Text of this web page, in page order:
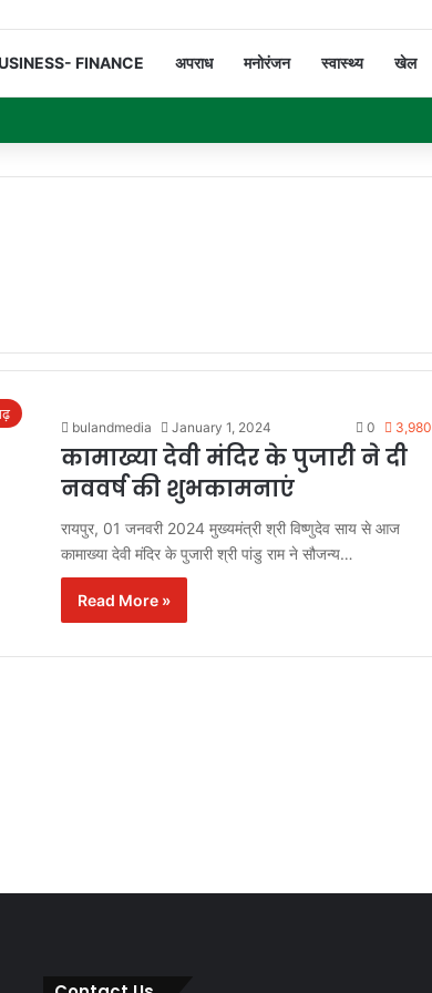
FINANCE अपराध मनोरंजन स्वास्थ्य खेल
bulandmedia January 1, 2024 0 3,980
कामाख्या देवी मंदिर के पुजारी ने दी
नववर्ष की शुभकामनाएं
रायपुर, 01 जनवरी 2024 मुख्यमंत्री श्री विष्णुदेव साय से आज
कामाख्या देवी मंदिर के पुजारी श्री पांडु राम ने सौजन्य…
Read More »